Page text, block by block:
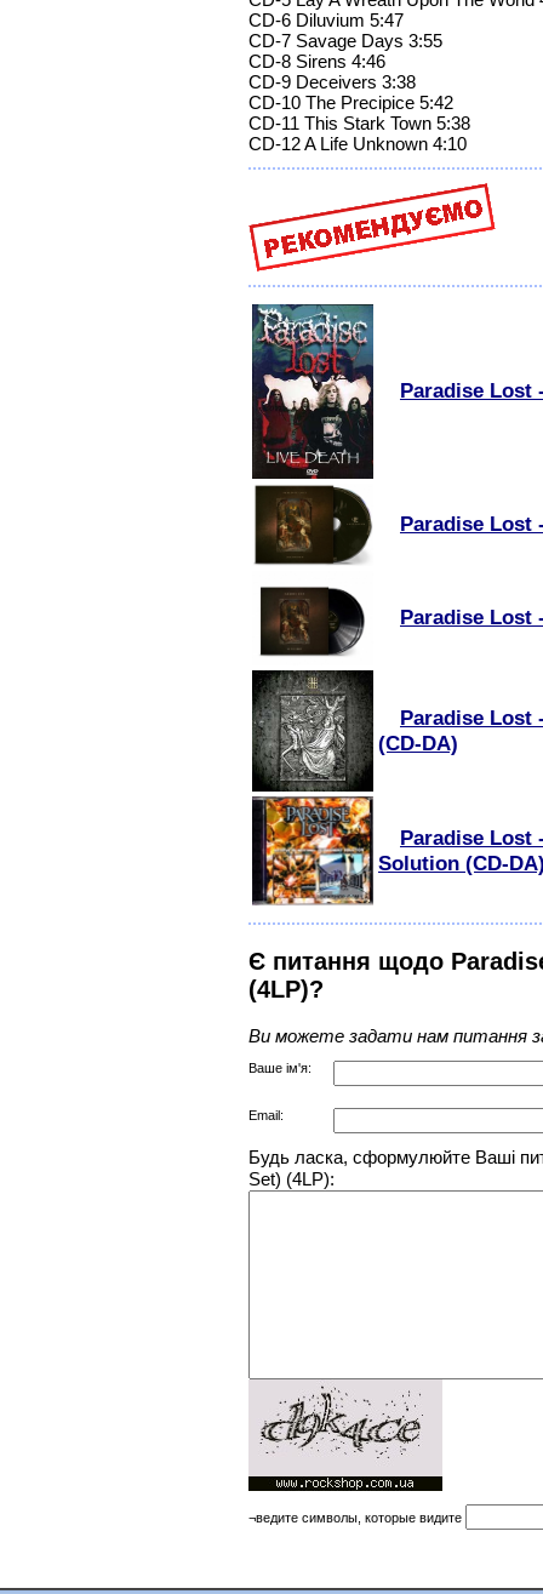
CD-6 Diluvium 5:47
CD-7 Savage Days 3:55
CD-8 Sirens 4:46
CD-9 Deceivers 3:38
CD-10 The Precipice 5:42
CD-11 This Stark Town 5:38
CD-12 A Life Unknown 4:10
Paradise Lost
Paradise Lost
Paradise Lost
Paradise Lost
(CD-DA)
Paradise Lost
Solution (CD-
Є питання щодо
(4LP)?
Ви можете задати нам питання
Ваше ім'я:
Email:
Будь ласка, сформулюйте Ваші
Set) (4LP):
¬ведите символы, которые видите